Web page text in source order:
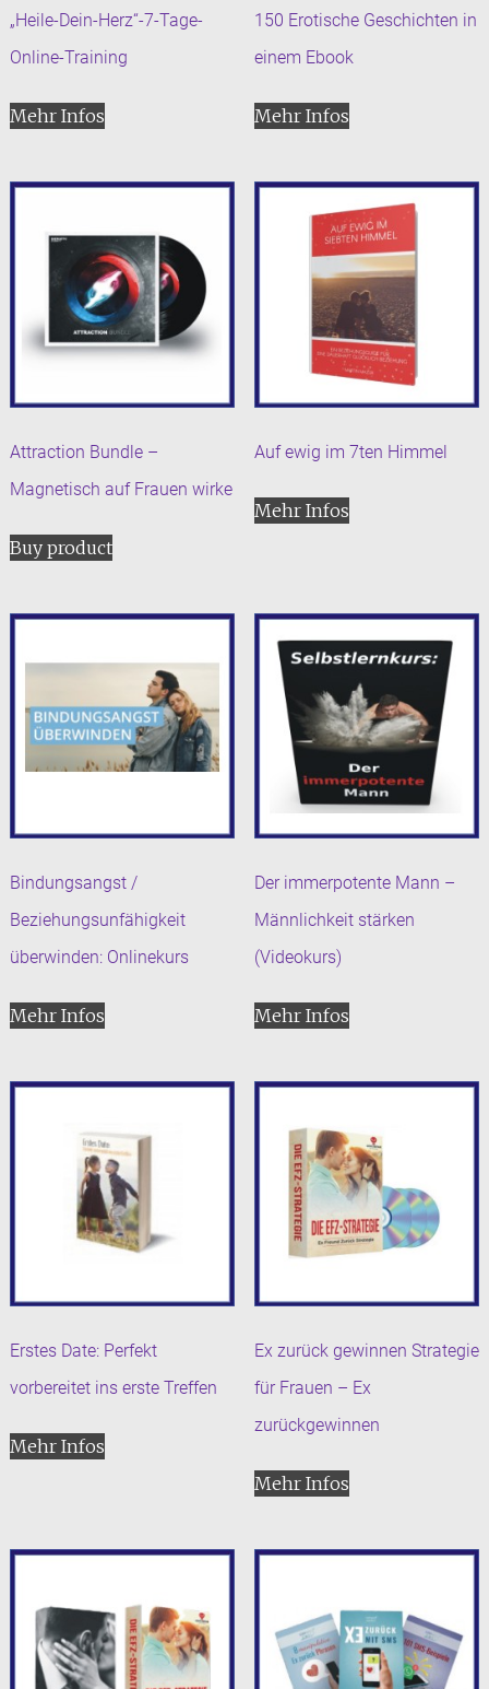
„Heile-Dein-Herz“-7-Tage-
Online-Training
Mehr Infos
150 Erotische Geschichten in
einem Ebook
Mehr Infos
Attraction Bundle –
Magnetisch auf Frauen wirke
Buy product
Auf ewig im 7ten Himmel
Mehr Infos
Bindungsangst /
Beziehungsunfähigkeit
überwinden: Onlinekurs
Mehr Infos
Der immerpotente Mann –
Männlichkeit stärken
(Videokurs)
Mehr Infos
Erstes Date: Perfekt
vorbereitet ins erste Treffen
Mehr Infos
Ex zurück gewinnen Strategie
für Frauen – Ex
zurückgewinnen
Mehr Infos